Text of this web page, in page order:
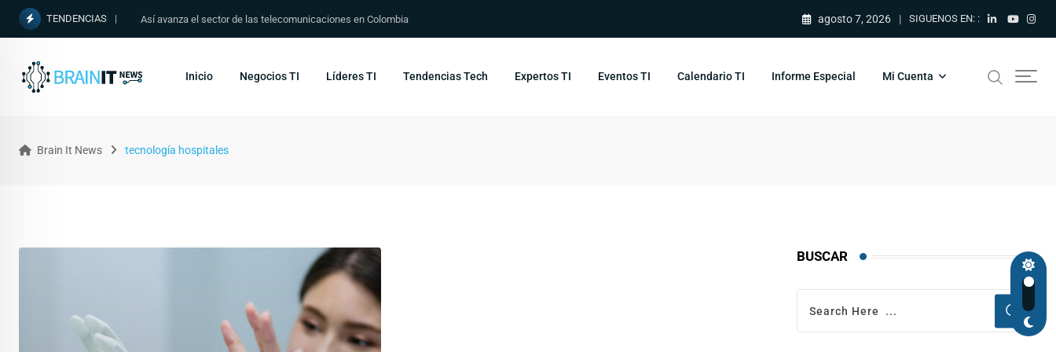
TENDENCIAS Así avanza el sector de las telecomunicaciones en Colombia agosto 7, 2026 SIGUENOS EN: :
Inicio Negocios TI Líderes TI Tendencias Tech Expertos TI Eventos TI Calendario TI Informe Especial Mi Cuenta
Brain It News tecnología hospitales
BUSCAR